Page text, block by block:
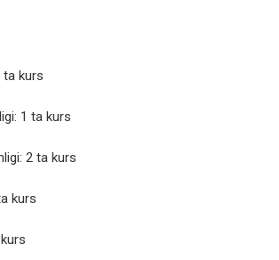
kurs
1 ta kurs
2 ta kurs
kurs